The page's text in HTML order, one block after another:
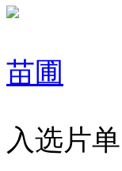
苗圃
入选片单